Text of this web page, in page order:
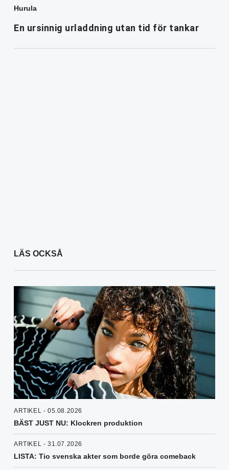
Hurula
En ursinnig urladdning utan tid för tankar
LÄS OCKSÅ
ARTIKEL - 05.08.2026
BÄST JUST NU: Klockren produktion
ARTIKEL - 31.07.2026
LISTA: Tio svenska akter som borde göra comeback